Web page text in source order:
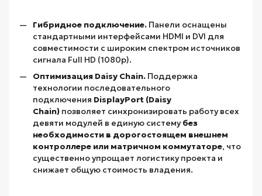
Гибридное подключение. Панели оснащены
стандартными интерфейсами HDMI и DVI для
совместимости с широким спектром источников
сигнала Full HD (1080p).
Оптимизация Daisy Chain. Поддержка
технологии последовательного
подключения DisplayPort (Daisy
Chain) позволяет синхронизировать работу всех
девяти модулей в единую системубез
необходимости в дорогостоящем внешнем
контроллере или матричном коммутаторе, что
существенно упрощает логистику проекта и
снижает общую стоимость владения.